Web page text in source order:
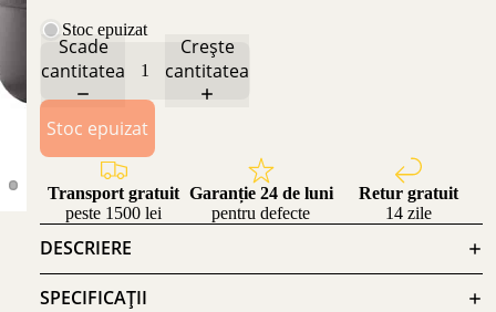
Stoc epuizat
Scade
cantitatea
Crește
cantitatea
Stoc epuizat
Transport gratuit
peste 1500 lei
Garanție 24 de luni
pentru defecte
Retur gratuit
14 zile
DESCRIERE
SPECIFICAȚII